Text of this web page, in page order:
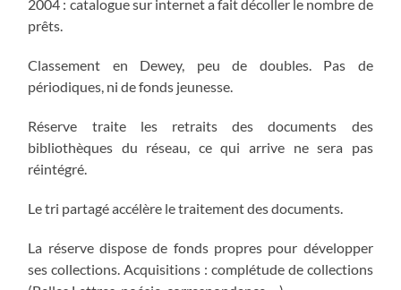
2004 : catalogue sur internet a fait décoller le nombre de
prêts.
Classement en Dewey, peu de doubles. Pas de
périodiques, ni de fonds jeunesse.
Réserve traite les retraits des documents des
bibliothèques du réseau, ce qui arrive ne sera pas
réintégré.
Le tri partagé accélère le traitement des documents.
La réserve dispose de fonds propres pour développer
ses collections. Acquisitions : complétude de collections